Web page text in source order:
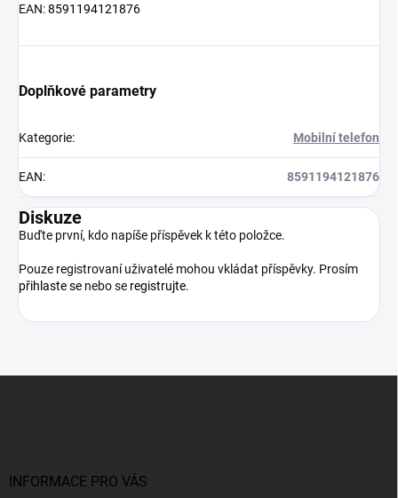
EAN:8591194121876
Doplňkové parametry
Kategorie: Mobilní telefon
EAN: 8591194121876
Diskuze
Buďte první, kdo napíše příspěvek k této položce.
Pouze registrovaní uživatelé mohou vkládat příspěvky. Prosím
přihlaste se nebo se registrujte.
INFORMACE PRO VÁS